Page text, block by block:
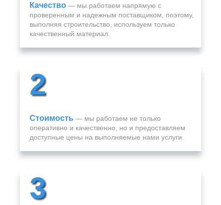
Качество — мы работаем напрямую с
проверенным и надежным поставщиком, поэтому,
выполняя строительство, используем только
качественный материал.
2
Стоимость — мы работаем не только
оперативно и качественно, но и предоставляем
доступные цены на выполняемые нами услуги.
3